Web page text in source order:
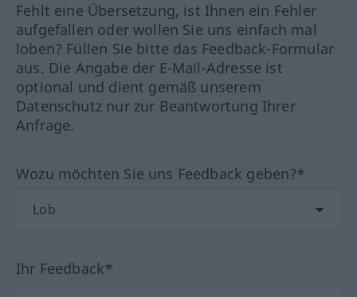
Fehlt eine Übersetzung, ist Ihnen ein Fehler
aufgefallen oder wollen Sie uns einfach mal
loben? Füllen Sie bitte das Feedback-Formular
aus. Die Angabe der E-Mail-Adresse ist
optional und dient gemäß unserem
Datenschutz nur zur Beantwortung Ihrer
Anfrage.
Wozu möchten Sie uns Feedback geben?*
Ihr Feedback*